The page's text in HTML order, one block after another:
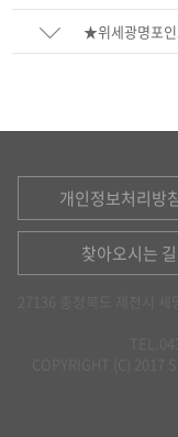
★위세광명포
개인정보처리방
찾아오시는 길